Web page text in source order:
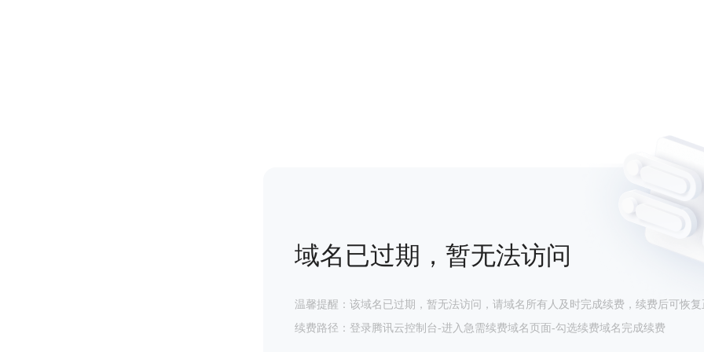
域名已过期，暂无法访问
温馨提醒：该域名已过期，暂无法访问，请域名所有人及时完成续费，续费后可恢复
续费路径：登录腾讯云控制台-进入急需续费域名页面-勾选续费域名完成续费